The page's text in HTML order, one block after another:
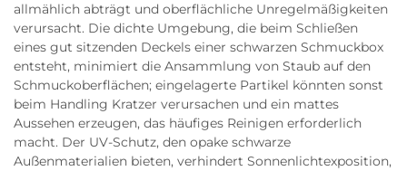
allmählich abträgt und oberflächliche Unregelmäßigkeiten
verursacht. Die dichte Umgebung, die beim Schließen
eines gut sitzenden Deckels einer schwarzen Schmuckbox
entsteht, minimiert die Ansammlung von Staub auf den
Schmuckoberflächen; eingelagerte Partikel könnten sonst
beim Handling Kratzer verursachen und ein mattes
Aussehen erzeugen, das häufiges Reinigen erforderlich
macht. Der UV-Schutz, den opake schwarze
Außenmaterialien bieten, verhindert Sonnenlichtexposition,